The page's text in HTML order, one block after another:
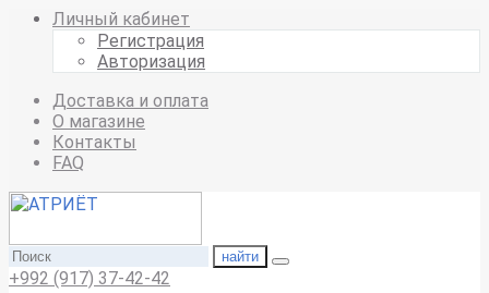
Личный кабинет
Регистрация
Авторизация
Доставка и оплата
О магазине
Контакты
FAQ
найти
+992 (917) 37-42-42